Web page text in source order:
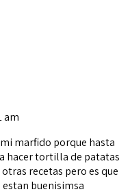
am
marfido porque hasta
hacer tortilla de patatas
recetas pero es que
buenisimsa